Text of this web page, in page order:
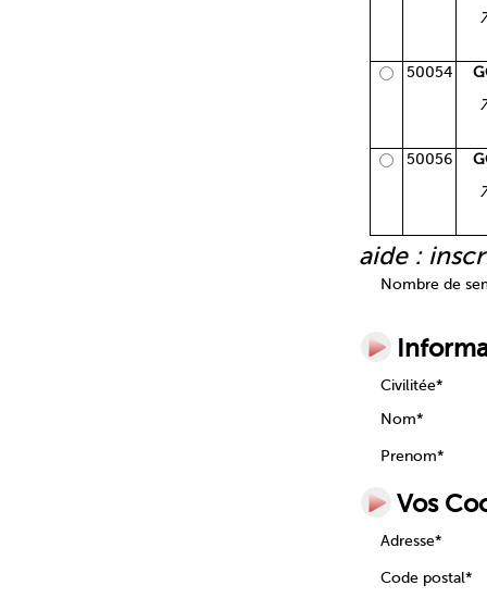
50054
50056
aide :
Nombre de
Civilitée*
Nom*
Prenom*
Vos
Adresse*
Code postal*